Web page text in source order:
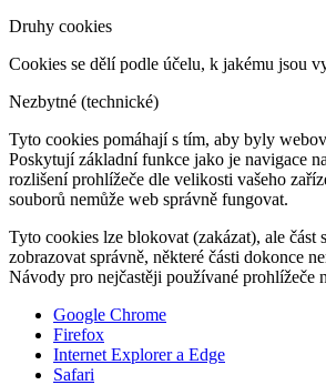
Druhy cookies
Cookies se dělí podle účelu, k jakému jsou
Nezbytné (technické)
Tyto cookies pomáhají s tím, aby byly
Poskytují základní funkce jako je navigace
rozlišení prohlížeče dle velikosti vašeho
souborů nemůže web správně fungovat.
Tyto cookies lze blokovat (zakázat), ale část
zobrazovat správně, některé části dokonce
Návody pro nejčastěji používané prohlížeče
Google Chrome
Firefox
Internet Explorer a Edge
Safari